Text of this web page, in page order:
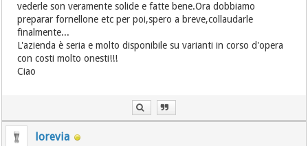
vederle son veramente solide e fatte bene.Ora dobbiamo
preparar fornellone etc per poi,spero a breve,collaudarle
finalmente...
L'azienda è seria e molto disponibile su varianti in corso d'opera
con costi molto onesti!!!
Ciao
lorevia